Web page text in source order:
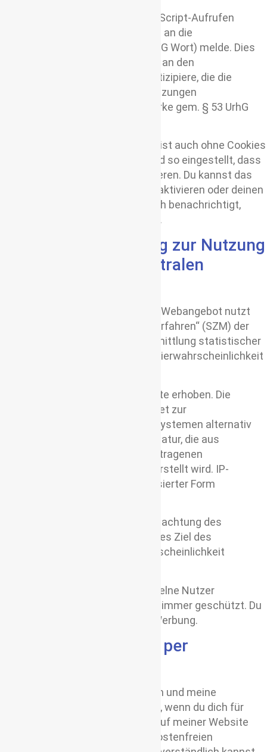
Viele meiner Seiten sind mit JavaScript-Aufrufen
versehen, über die ich die Zugriffe an die
Verwertungsgesellschaft Wort (VG Wort) melde. Dies
ermöglicht mir, dass ich als Autor an den
Ausschüttungen der VG Wort partizipiere, die die
gesetzliche Vergütung für die Nutzungen
urheberrechtlich geschützter Werke gem. § 53 UrhG
Eine Nutzung meines Angebotes ist auch ohne Cookies
möglich. Die meisten Browser sind so eingestellt, dass
sie Cookies automatisch akzeptieren. Du kannst das
Speichern von Cookies jedoch deaktivieren oder deinen
Browser so einstellen, dass er dich benachrichtigt,
sobald Cookies gesendet werden.
Datenschutzerklärung zur Nutzung
des Skalierbaren Zentralen
Meine Website und mein mobiles Webangebot nutzt
das „Skalierbare Zentrale Messverfahren“ (SZM) der
Kantar Germany GmbH für die Ermittlung statistischer
Kennwerte zur Ermittlung der Kopierwahrscheinlichkeit
Dabei werden anonyme Messwerte erhoben. Die
Zugriffszahlenmessung verwendet zur
Wiedererkennung von Computersystemen alternativ
ein Session-Cookie oder eine Signatur, die aus
verschiedenen automatisch übertragenen
Informationen deines Browsers erstellt wird. IP-
Adressen werden nur in anonymisierter Form
Das Verfahren wurde unter der Beachtung des
Datenschutzes entwickelt. Einziges Ziel des
Verfahrens ist es, die Kopierwahrscheinlichkeit
Zu keinem Zeitpunkt werden einzelne Nutzer
identifiziert. Deine Identität bleibt immer geschützt. Du
erhältst über das System keine Werbung.
Informationsversand per
E-Mails mit Neuigkeiten über mich und meine
Leistungen sende ich dir gerne zu, wenn du dich für
meinen Newsletter registrierst. Auf meiner Website
hast du die Möglichkeit meinen kostenfreien